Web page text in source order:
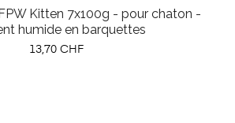
Kitten 7x100g - pour chaton -
humide en barquettes
Prix
13,70 CHF